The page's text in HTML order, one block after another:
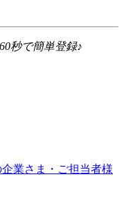
60秒で簡単登録♪
業さま・ご担当者様